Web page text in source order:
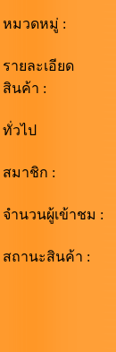
หมวดหมู่ :
รายละเอียด
สินค้า :
ทั่วไป
สมาชิก :
จำนวนผู้เข้าชม :
สถานะสินค้า :